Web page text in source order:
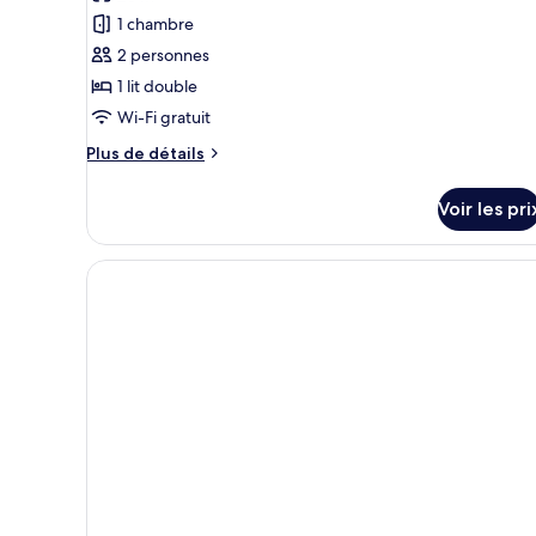
(Golfino)
pour
ce
type
de
chambre :
Chambre
balcon
(Golfino)
1 chambre
2 personnes
1 lit double
Wi-Fi gratuit
Plus de détails
Plus
le
type
de
Voir les